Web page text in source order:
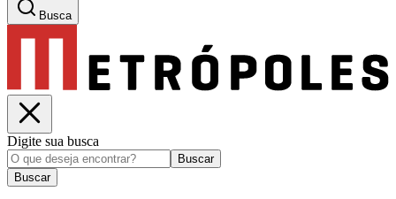
Busca
Digite sua busca
Buscar
Buscar